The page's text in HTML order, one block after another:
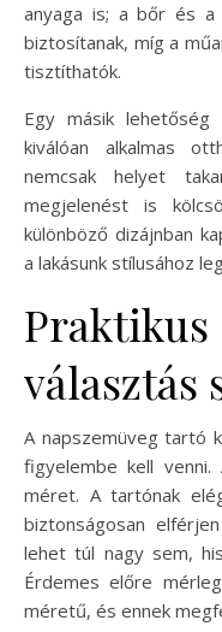
anyaga is; a bőr és
biztosítanak, míg a
tisztíthatók.
Egy másik
kiválóan alkalmas
nemcsak helyet
megjelenést is
különböző dizájnban
a lakásunk stílusához
Praktikus
választás
A napszemüveg tartó
figyelembe kell
méret. A tartónak
biztonságosan
lehet túl nagy sem,
Érdemes előre
méretű, és ennek